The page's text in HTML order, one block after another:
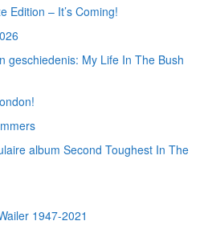
Edition – It’s Coming!
geschiedenis: My Life In The Bush
album Second Toughest In The
1947-2021